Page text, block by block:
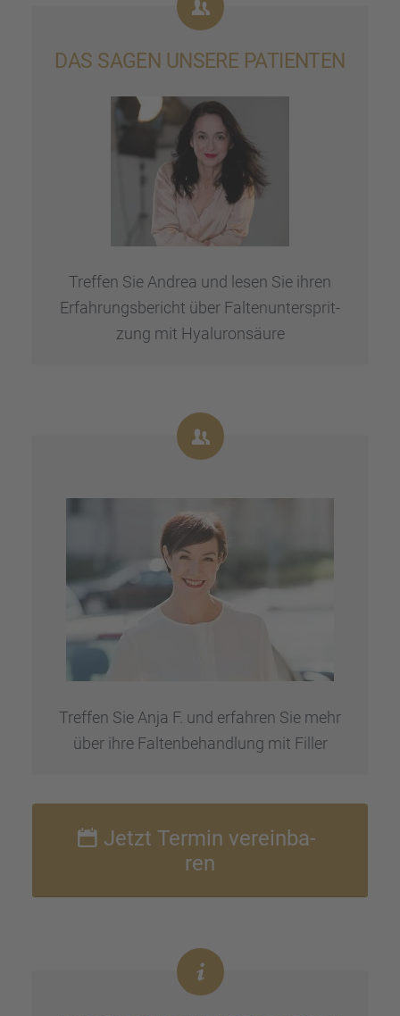
DAS SAGEN UNSERE PATIEN­TEN
Treffen Sie Andrea und lesen Sie ihren
Erfah­rungs­be­richt über Falten­un­ter­sprit­
zung mit Hyalu­ron­säure
Treffen Sie Anja F. und erfah­ren Sie mehr
über ihre Falten­be­hand­lung mit Filler
Jetzt Termin verein­ba­
ren